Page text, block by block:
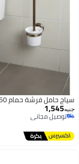
فرشة حمام 11550
مجاني
مجاني